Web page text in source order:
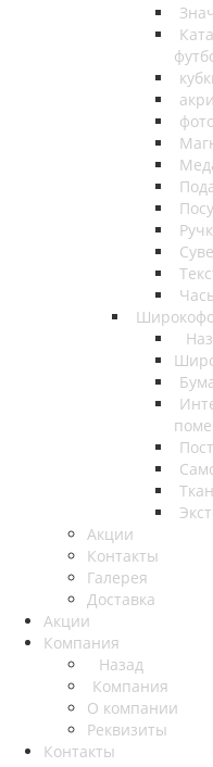
Акции
Контакты
Галерея
Доставка
Акции
Компания
Назад
Компания
О компании
Реквизиты
Контакты